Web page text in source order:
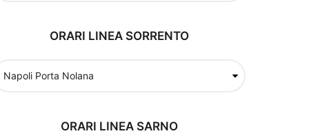
ORARI LINEA SORRENTO
ORARI LINEA SARNO